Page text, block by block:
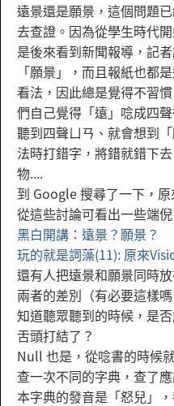
遠景還是願景，這個問題
去查證。因為從學生時代
是後來看到新聞報導，記
「願景」，而且報紙也都
看法，因此總是覺得不習
們自己覺得「遠」唸成四
聽到四聲ㄩㄢ、就會想到
法時打錯字，將錯就錯下
物....
到 Google 搜尋了一下，
從這些討論可看出一些端倪
黑白開講：遠景？願景？
玩的就是詞藻(11): 原來
還有人把遠景和願景同時
兩者的差別（有必要這樣
知道聽眾聽到的時候，是
舌頭打結了？
Null 也是，從唸書的時候
查一次不同的字典，查了
本字典的發音是「怒兒」